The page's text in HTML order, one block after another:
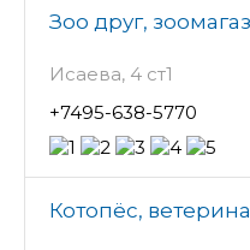
Зоо друг,
Исаева, 4 ст1
+7495-638-5770
Котопёс,